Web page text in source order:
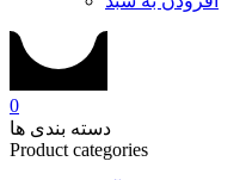
0
دسته بندی ها
Product categories